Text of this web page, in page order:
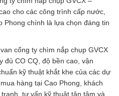
cho các công trình cấp nước,
Phong chính là lựa chọn đáng tin
cổng ty chìm nắp chụp GVCX
đủ CO CQ, độ bền cao, vận
kỹ thuật khắt khe của các dự
hàng tại Cao Phong, khách
tư vấn kỹ thuật tận tâm và